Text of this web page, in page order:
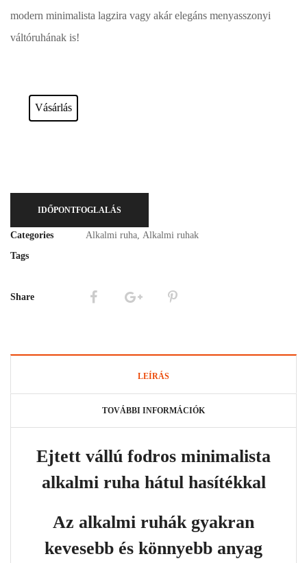
modern minimalista lagzira vagy akár elegáns menyasszonyi
váltóruhának is!
Vásárlás
IDŐPONTFOGLALÁS
Categories Alkalmi ruha Alkalmi ruhak
Tags
Share
LEÍRÁS
TOVÁBBI INFORMÁCIÓK
Ejtett vállú fodros minimalista
alkalmi ruha hátul hasítékkal
Az alkalmi ruhák gyakran
kevesebb és könnyebb anyag